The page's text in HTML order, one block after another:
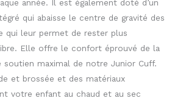
année. Il est également doté d’un
qui abaisse le centre de gravité des
qui leur permet de rester plus
Elle offre le confort éprouvé de la
maximal de notre Junior Cuff.
et brossée et des matériaux
votre enfant au chaud et au sec